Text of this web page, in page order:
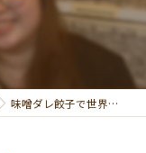
味噌ダレ餃子で世界を笑顔に🥟